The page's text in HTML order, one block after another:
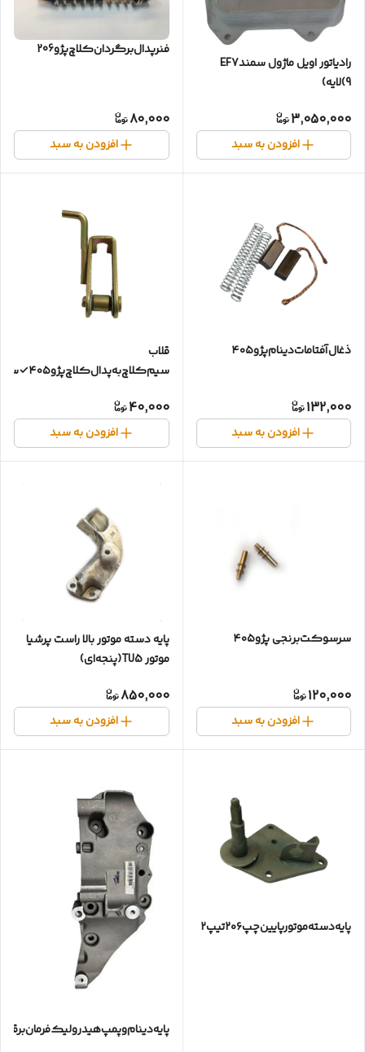
رادیاتور اویل ماژول سمندEF7
(9لایه)
3,050,000
افزودن به سبد
فنرپدال‌برگردان‌کلاچ‌پژو206
80,000
افزودن به سبد
ذغال‌آفتامات‌دینام‌پژو۴۰۵
132,000
افزودن به سبد
قلاب
سیم‌کلاچ‌به‌پدال‌کلاچ‌پژو۴۰۵✓سمند✓آردی(خارکلاچ‌فلزی)
40,000
افزودن به سبد
سرسوکت‌برنجی پژو۴۰۵
120,000
افزودن به سبد
پایه دسته موتور بالا راست پرشیا
موتور TU5(پنجه‌ای)
850,000
افزودن به سبد
پایه‌دسته‌موتور‌پایین‌چپ۲۰۶تیپ۲